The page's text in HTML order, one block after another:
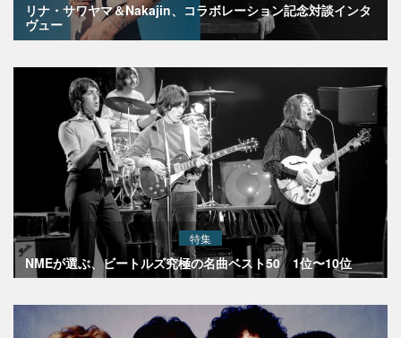
リナ・サワヤマ＆Nakajin、コラボレーション記念対談インタ
ヴュー
特集
NMEが選ぶ、ビートルズ究極の名曲ベスト50 1位〜10位